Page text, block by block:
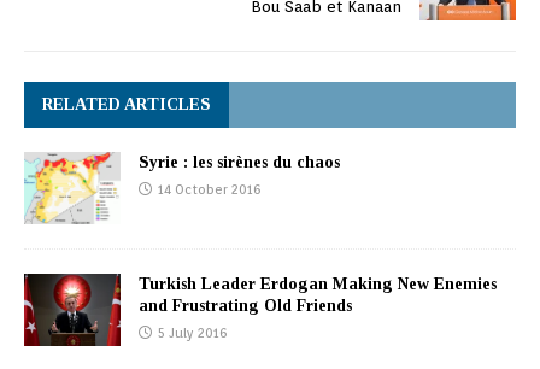
Bou Saab et Kanaan
RELATED ARTICLES
Syrie : les sirènes du chaos
14 October 2016
Turkish Leader Erdogan Making New Enemies
and Frustrating Old Friends
5 July 2016